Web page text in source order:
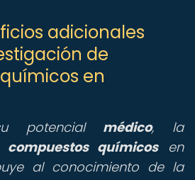
adicionales
de
en
potencial médico, la
compuestos químicosen
al conocimiento de la